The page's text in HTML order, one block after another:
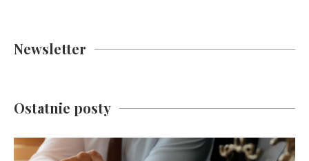
Newsletter
Ostatnie posty